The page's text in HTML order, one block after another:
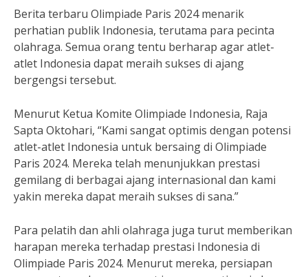
Berita terbaru Olimpiade Paris 2024 menarik
perhatian publik Indonesia, terutama para pecinta
olahraga. Semua orang tentu berharap agar atlet-
atlet Indonesia dapat meraih sukses di ajang
bergengsi tersebut.
Menurut Ketua Komite Olimpiade Indonesia, Raja
Sapta Oktohari, “Kami sangat optimis dengan potensi
atlet-atlet Indonesia untuk bersaing di Olimpiade
Paris 2024. Mereka telah menunjukkan prestasi
gemilang di berbagai ajang internasional dan kami
yakin mereka dapat meraih sukses di sana.”
Para pelatih dan ahli olahraga juga turut memberikan
harapan mereka terhadap prestasi Indonesia di
Olimpiade Paris 2024. Menurut mereka, persiapan